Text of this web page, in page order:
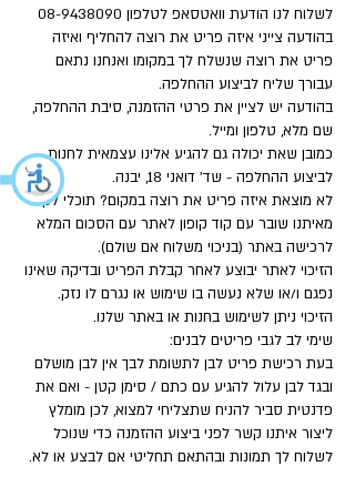
לשלוח לנו הודעת וואטסאפ לטלפון 08-9438090
בהודעה צייני איזה פריט את רוצה להחליף ואיזה
פריט את רוצה שנשלח לך במקומו ואנחנו נתאם
עבורך שליח לביצוע ההחלפה.
בהודעה יש לציין את פרטי ההזמנה, סיבת ההחלפה,
שם מלא, טלפון ומייל.
כמובן שאת יכולה גם להגיע אלינו עצמאית לחנות
לביצוע ההחלפה - שד' דואני 18, יבנה.
לא מוצאת איזה פריט את רוצה במקום? תוכלי לקבל
מאיתנו שובר עם קוד קופון לאתר עם הסכום המלא
לרכישה באתר (בניכוי משלוח אם שולם).
הזיכוי לאתר יבוצע לאחר קבלת הפריט ובדיקה שאינו
נפגם ו/או שלא נעשה בו שימוש או נגרם לו נזק.
הזיכוי ניתן לשימוש בחנות או באתר שלנו.
שימי לב לגבי פריטים לבנים:
בעת רכישת פריט לבן לתשומת לבך אין לבן מושלם
ובגד לבן עלול להגיע עם כתם / סימן קטן - ואם את
פדנטית סביר להניח שתצליחי למצוא, לכן מומלץ
ליצור איתנו קשר לפני ביצוע ההזמנה כדי שנוכל
לשלוח לך תמונות ובהתאם תחליטי אם לבצע או לא.